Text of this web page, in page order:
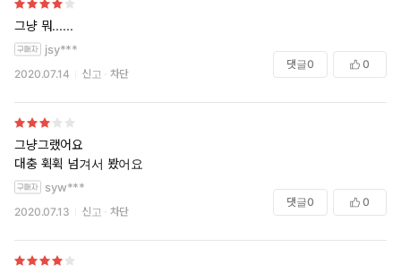
그냥 뭐......
jsy***
2020.07.14 신고 차단
댓글0 0
그냥그랬어요
대충 휙휙 넘겨서 봤어요
syw***
2020.07.13 신고 차단
댓글0 0